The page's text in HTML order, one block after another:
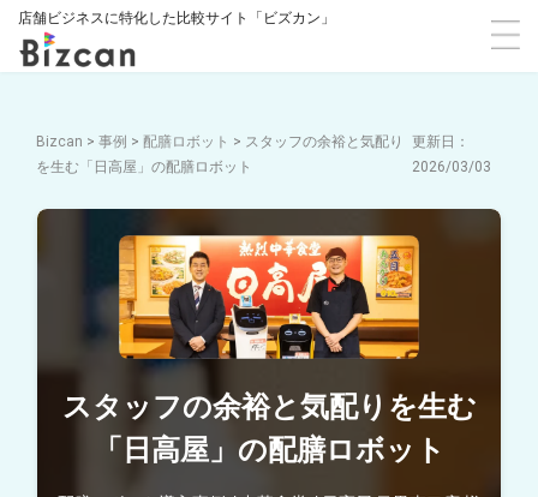
店舗ビジネスに特化した比較サイト「ビズカン」
Bizcan > 事例 > 配膳ロボット > スタッフの余裕と気配り
を生む「日高屋」の配膳ロボット
2026/03/03
スタッフの余裕と気配りを生む
「日高屋」の配膳ロボット